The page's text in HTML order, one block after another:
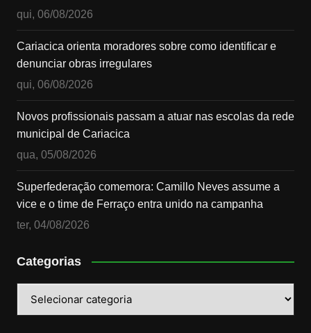
qui, 06/08/2026
Cariacica orienta moradores sobre como identificar e
denunciar obras irregulares
qui, 06/08/2026
Novos profissionais passam a atuar nas escolas da rede
municipal de Cariacica
qua, 05/08/2026
Superfederação comemora: Camillo Neves assume a
vice e o time de Ferraço entra unido na campanha
ter, 04/08/2026
Categorias